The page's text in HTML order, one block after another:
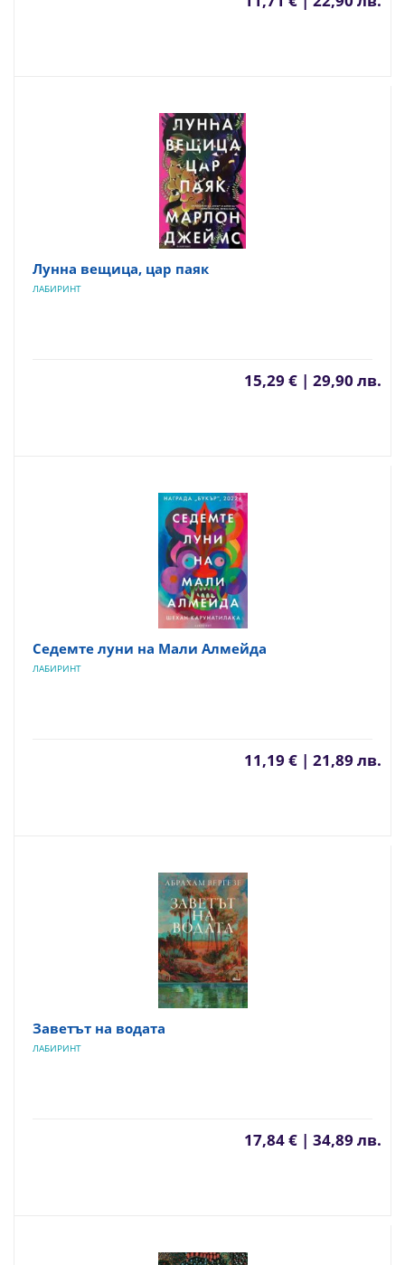
Лунна вещица, цар паяк
ЛАБИРИНТ
15,29 € | 29,90 лв.
Седемте луни на Мали Алмейда
ЛАБИРИНТ
11,19 € | 21,89 лв.
Заветът на водата
ЛАБИРИНТ
17,84 € | 34,89 лв.